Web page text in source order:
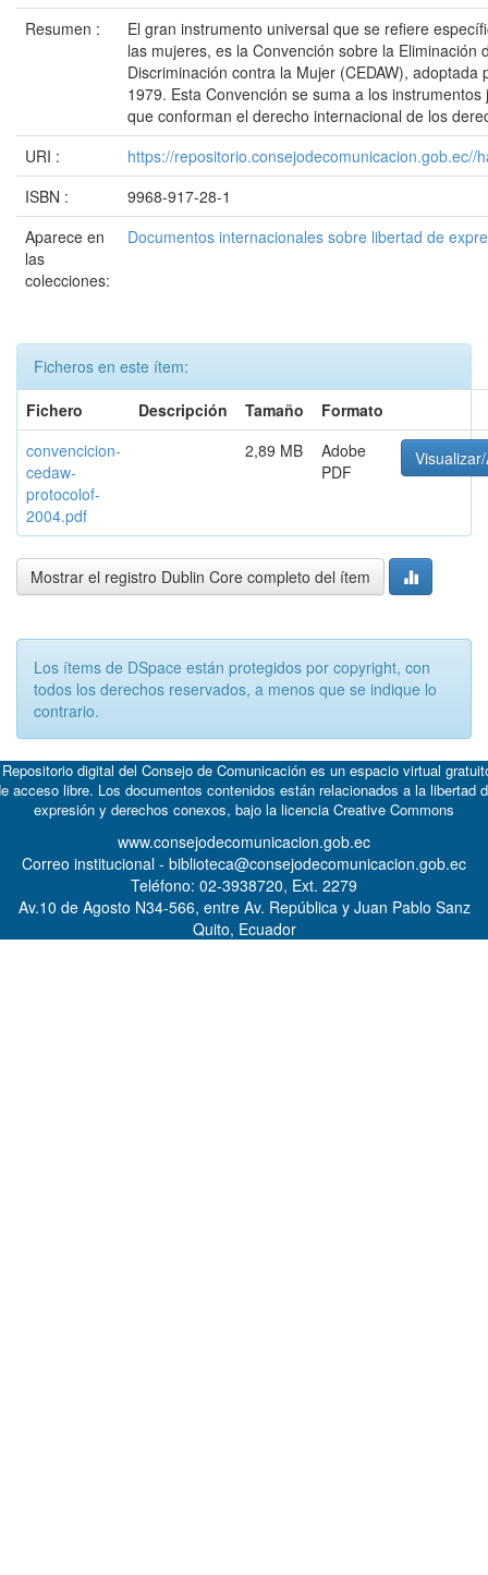
Resumen :
El gran instrumento universal que se refiere
las mujeres, es la Convención sobre la Eliminación
Discriminación contra la Mujer (CEDAW), adoptada
1979. Esta Convención se suma a los
que conforman el derecho internacional de los
URI :
https://repositorio.consejodecomunicacion.gob.ec//
ISBN :
9968-917-28-1
Aparece en
las
colecciones:
Documentos internacionales sobre libertad de
Ficheros en este ítem:
Fichero
Descripción Tamaño
Formato
convencicion-
cedaw-
protocolof-
2004.pdf
2,89 MB
Adobe
PDF
Mostrar el registro Dublin Core completo del ítem
Los ítems de DSpace están protegidos por copyright, con
todos los derechos reservados, a menos que se indique lo
contrario.
digital del Consejo de Comunicación es un espacio virtual
acceso libre. Los documentos contenidos están relacionados a la libertad
expresión y derechos conexos, bajo la licencia Creative Commons
www.consejodecomunicacion.gob.ec
Correo institucional - biblioteca@consejodecomunicacion.gob.ec
Teléfono: 02-3938720, Ext. 2279
Av.10 de Agosto N34-566, entre Av. República y Juan Pablo Sanz
Quito, Ecuador